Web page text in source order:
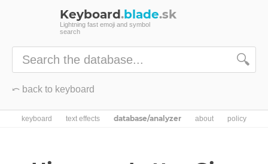
Keyboard.blade.sk
Lightning fast emoji and symbol
search
🔍
⤺ back to keyboard
keyboard text effects database/analyzer about policy